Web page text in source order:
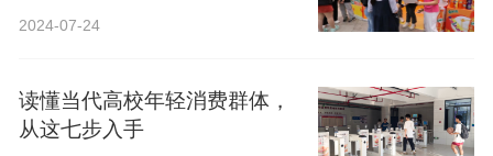
销？
2024-07-24
读懂当代高校年轻消费群体，
从这七步入手